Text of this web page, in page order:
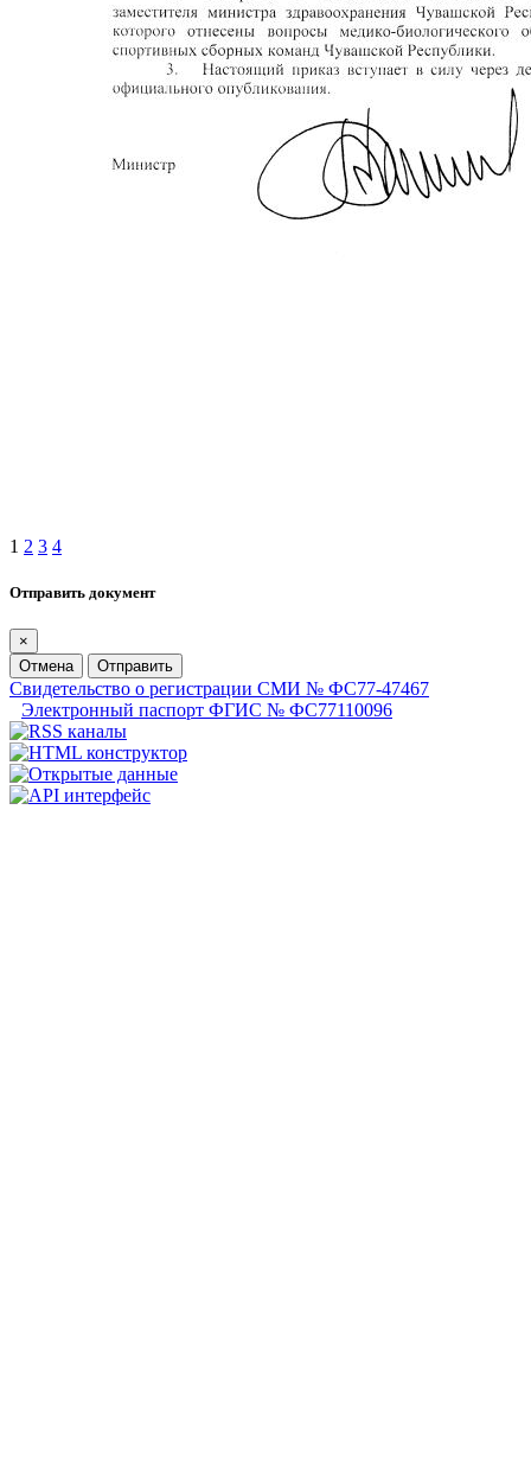
1 2 3 4
Отправить документ
×
Отмена
Отправить
Свидетельство о регистрации СМИ № ФС77-47467
Электронный паспорт ФГИС № ФС77110096